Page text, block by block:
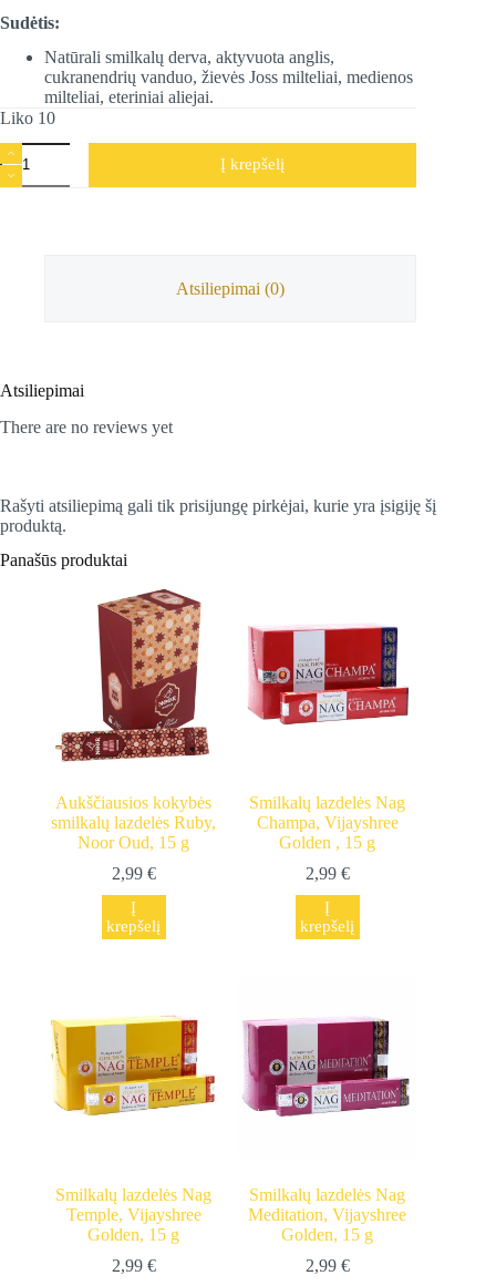
Sudėtis:
Natūrali smilkalų derva, aktyvuota anglis,
cukranendrių vanduo, žievės Joss milteliai, medienos
milteliai, eteriniai aliejai.
Liko 10
produkto
kiekis:
Žolelių
cm
LAIKIKLIS
Į krepšelį
Atsiliepimai (0)
Atsiliepimai
There are no reviews yet
Rašyti atsiliepimą gali tik prisijungę pirkėjai, kurie yra įsigiję šį
produktą.
Panašūs produktai
Aukščiausios kokybės
smilkalų lazdelės Ruby,
Noor Oud, 15 g
2,99 €
Į
krepšelį
Smilkalų lazdelės Nag
Champa, Vijayshree
Golden , 15 g
2,99 €
Į
krepšelį
Smilkalų lazdelės Nag
Temple, Vijayshree
Golden, 15 g
2,99 €
Smilkalų lazdelės Nag
Meditation, Vijayshree
Golden, 15 g
2,99 €